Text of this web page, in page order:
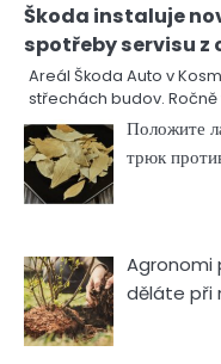
Škoda instaluje
spotřeby servisu
Areál Škoda Auto v
střechách budov. Ročně
Положите
трюк
Agronomi
děláte při